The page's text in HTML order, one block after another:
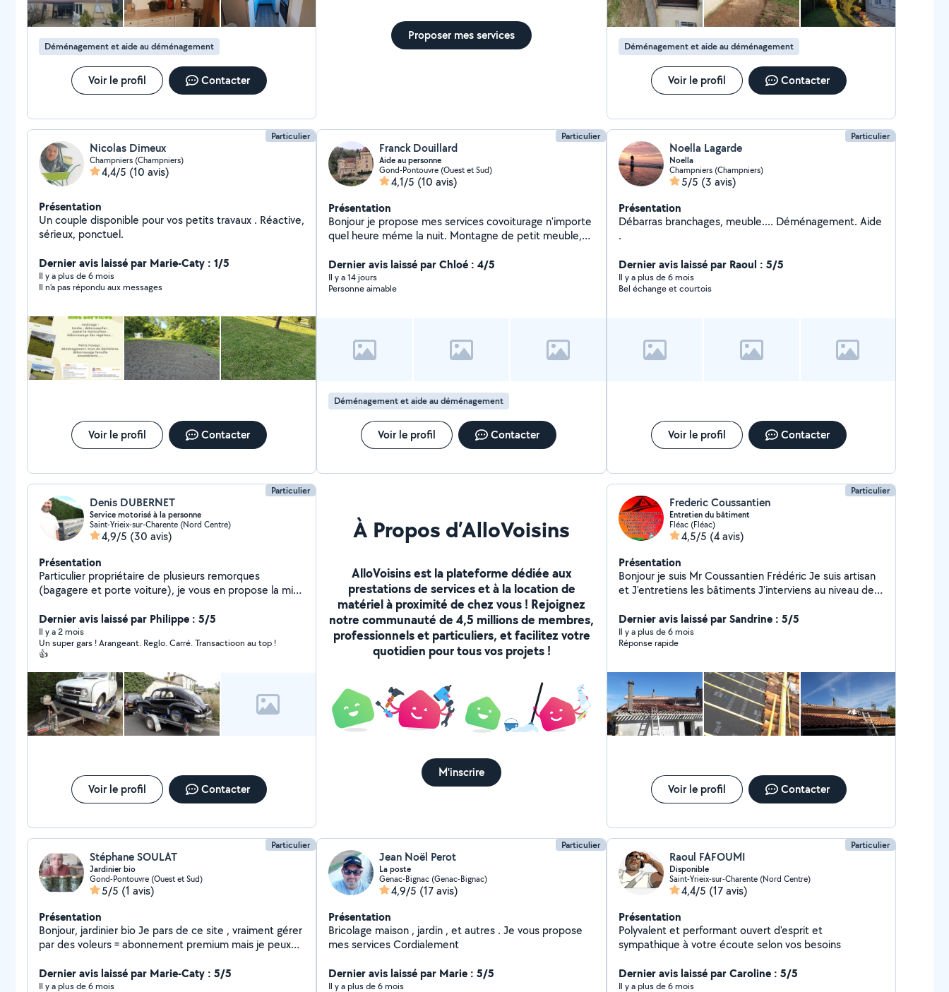
Déménagement et aide au déménagement
Voir le profil Contacter
Proposer mes services
Déménagement et aide au déménagement
Voir le profil Contacter
Particulier
Nicolas Dimeux
Champniers (Champniers)
4,4/5 (10 avis)
Présentation
Un couple disponible pour vos petits travaux . Réactive,
sérieux, ponctuel.
Dernier avis laissé par Marie-Caty : 1/5
Il y a plus de 6 mois
Il n'a pas répondu aux messages
Voir le profil Contacter
Particulier
Franck Douillard
Aide au personne
Gond-Pontouvre (Ouest et Sud)
4,1/5 (10 avis)
Présentation
Bonjour je propose mes services covoiturage n'importe
quel heure méme la nuit. Montagne de petit meuble,
Dernier avis laissé par Chloé : 4/5
Il y a 14 jours
Personne aimable
Déménagement et aide au déménagement
Voir le profil Contacter
Particulier
Noella Lagarde
Noella
Champniers (Champniers)
5/5 (3 avis)
Présentation
Débarras branchages, meuble.... Déménagement. Aide
.
Dernier avis laissé par Raoul : 5/5
Il y a plus de 6 mois
Bel échange et courtois
Voir le profil Contacter
Particulier
Denis DUBERNET
Service motorisé à la personne
Saint-Yrieix-sur-Charente (Nord Centre)
4,9/5 (30 avis)
Présentation
Particulier propriétaire de plusieurs remorques
(bagagere et porte voiture), je vous en propose la mise
convoyage pour tout transport (volume bagagere
2,5m3 et poids maxi vehicule transporté 1.6T). Au
plaisir de vous rendre service prochainement
Cordialement.
Dernier avis laissé par Philippe : 5/5
Il y a 2 mois
Un super gars ! Arangeant. Reglo. Carré. Transactioon au top !
👍
Voir le profil Contacter
À Propos d’AlloVoisins
AlloVoisins est la plateforme dédiée aux
prestations de services et à la location de
matériel à proximité de chez vous ! Rejoignez
notre communauté de 4,5 millions de membres,
professionnels et particuliers, et facilitez votre
quotidien pour tous vos projets !
M'inscrire
Particulier
Frederic Coussantien
Entretien du bâtiment
Fléac (Fléac)
4,5/5 (4 avis)
Présentation
Bonjour je suis Mr Coussantien Frédéric Je suis artisan
et J'entretiens les bâtiments J'interviens au niveau des
Couvertures/Façades/Faitage
Terrassement/Maçonnerie/Toiture/ Peinture INT/EXT
Pose de tapisserie Pose de gouttière en alu sur mesure
Élagage /Etétage/Abattage Taille de haie/Tonte de
pelouse Intervention AVEC ou SANS nacelle/Grimpeur
Location de bennes
Dernier avis laissé par Sandrine : 5/5
Il y a plus de 6 mois
Réponse rapide
Voir le profil Contacter
Particulier
Stéphane SOULAT
Jardinier bio
Gond-Pontouvre (Ouest et Sud)
5/5 (1 avis)
Présentation
Bonjour, jardinier bio Je pars de ce site , vraiment gérer
par des voleurs = abonnement premium mais je peux
rajouter de l'argent, merci sale con
Dernier avis laissé par Marie-Caty : 5/5
Il y a plus de 6 mois
Particulier
Jean Noël Perot
La poste
Genac-Bignac (Genac-Bignac)
4,9/5 (17 avis)
Présentation
Bricolage maison , jardin , et autres . Je vous propose
mes services Cordialement
Dernier avis laissé par Marie : 5/5
Il y a plus de 6 mois
Particulier
Raoul FAFOUMI
Disponible
Saint-Yrieix-sur-Charente (Nord Centre)
4,4/5 (17 avis)
Présentation
Polyvalent et performant ouvert d'esprit et
sympathique à votre écoute selon vos besoins
Dernier avis laissé par Caroline : 5/5
Il y a plus de 6 mois